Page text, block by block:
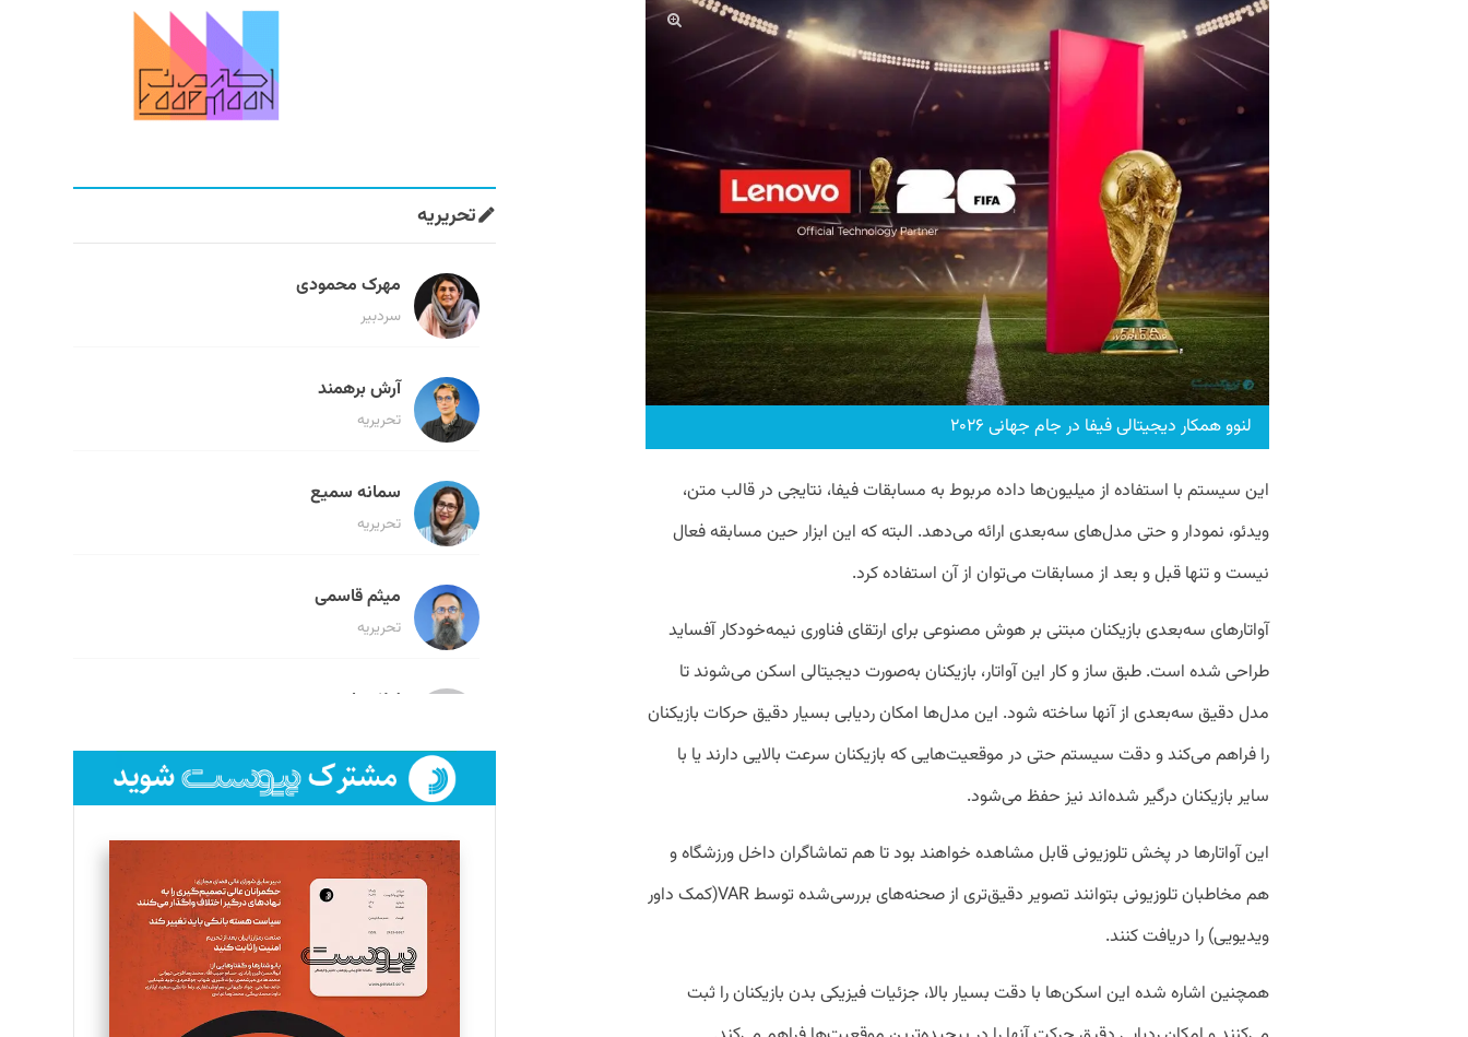
لنوو همکار دیجیتالی فیفا در جام جهانی ۲۰۲۶
این سیستم با استفاده از میلیون‌ها داده مربوط به مسابقات فیفا، نتایجی در قالب متن،‌
ویدئو، ‌نمودار و حتی مدل‌های سه‌بعدی ارائه می‌دهد. البته که این ابزار حین مسابقه فعال
نیست و تنها قبل و بعد از مسابقات می‌توان از آن استفاده کرد.
آواتارهای سه‌بعدی بازیکنان مبتنی بر هوش مصنوعی برای ارتقای فناوری نیمه‌خودکار آفساید
طراحی شده است. طبق ساز و کار این آواتار، بازیکنان به‌صورت دیجیتالی اسکن می‌شوند تا
مدل دقیق سه‌بعدی از آنها ساخته شود. این مدل‌ها امکان ردیابی بسیار دقیق حرکات بازیکنان
را فراهم می‌کند و دقت سیستم حتی در موقعیت‌هایی که بازیکنان سرعت بالایی دارند یا با
سایر بازیکنان درگیر شده‌اند نیز حفظ می‌شود.
این آواتارها در پخش تلوزیونی قابل مشاهده خواهند بود تا هم تماشاگران داخل ورزشگاه و
هم مخاطبان تلوزیونی بتوانند تصویر دقیق‌تری از صحنه‌های بررسی‌شده توسط VAR(کمک داور
ویدیویی) را دریافت کنند.
همچنین اشاره شده این اسکن‌ها با دقت بسیار بالا، جزئیات فیزیکی بدن بازیکنان را ثبت
تحریریه
مهرک محمودی
سردبیر
آرش برهمند
تحریریه
سمانه سمیع
تحریریه
میثم قاسمی
تحریریه
لیلا حنارود
فائزه فتحی رستمی
تحریریه
سروش کرمیان
تحریریه
مینا پاکدل